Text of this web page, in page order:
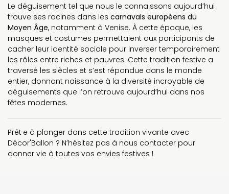
Le déguisement tel que nous le connaissons aujourd’hui
trouve ses racines dans les carnavals européens du
Moyen Âge, notamment à Venise. À cette époque, les
masques et costumes permettaient aux participants de
cacher leur identité sociale pour inverser temporairement
les rôles entre riches et pauvres. Cette tradition festive a
traversé les siècles et s’est répandue dans le monde
entier, donnant naissance à la diversité incroyable de
déguisements que l’on retrouve aujourd’hui dans nos
fêtes modernes.
Prêt·e à plonger dans cette tradition vivante avec
Décor'Ballon ? N’hésitez pas à nous contacter pour
donner vie à toutes vos envies festives !